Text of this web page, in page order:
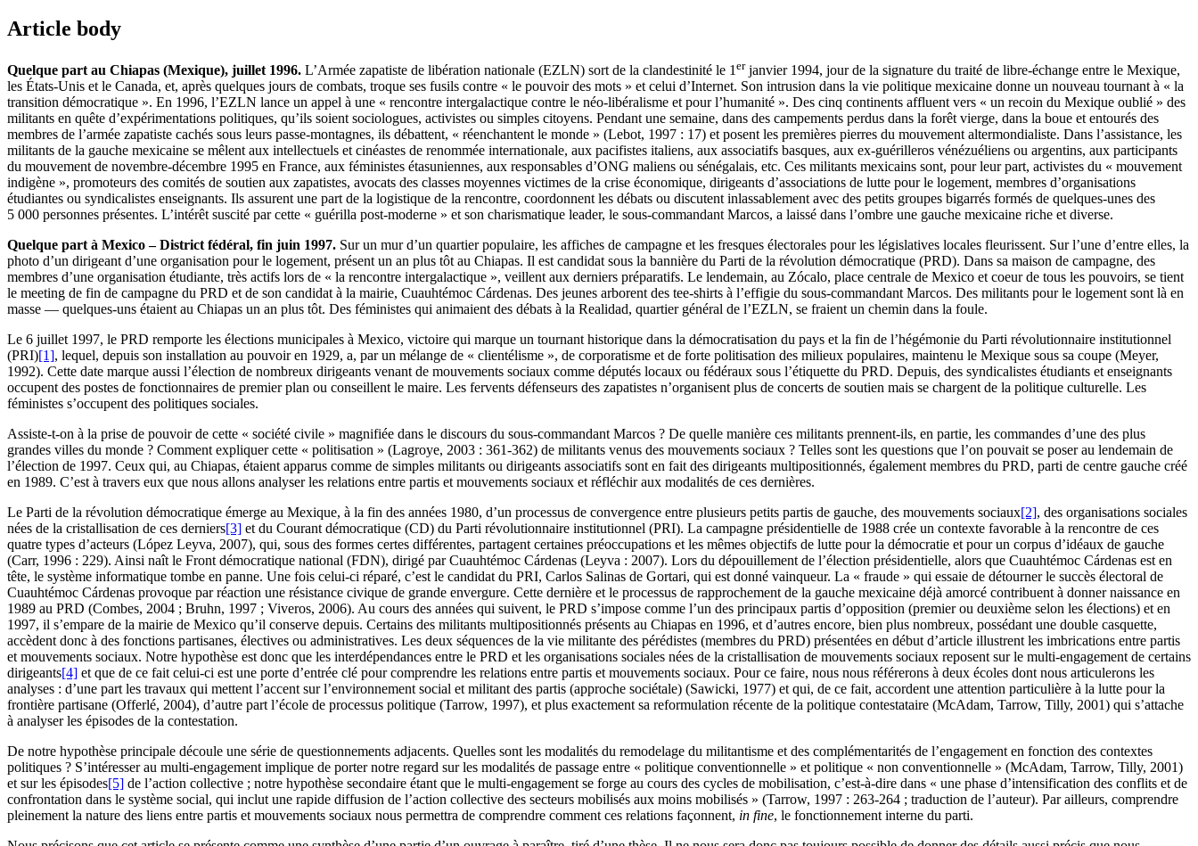
Article body
Quelque part au Chiapas (Mexique), juillet 1996. L’Armée zapatiste de libération nationale (EZLN) sort de la clandestinité le 1 erjanvier 1994, jour de la signature du traité de libre-échange entre le Mexique,
les États-Unis et le Canada, et, après quelques jours de combats, troque ses fusils contre « le pouvoir des mots » et celui d’Internet. Son intrusion dans la vie politique mexicaine donne un nouveau tournant à « la
transition démocratique ». En 1996, l’EZLN lance un appel à une « rencontre intergalactique contre le néo-libéralisme et pour l’humanité ». Des cinq continents affluent vers « un recoin du Mexique oublié » des
militants en quête d’expérimentations politiques, qu’ils soient sociologues, activistes ou simples citoyens. Pendant une semaine, dans des campements perdus dans la forêt vierge, dans la boue et entourés des
membres de l’armée zapatiste cachés sous leurs passe-montagnes, ils débattent, « réenchantent le monde » (Lebot, 1997 : 17) et posent les premières pierres du mouvement altermondialiste. Dans l’assistance, les
militants de la gauche mexicaine se mêlent aux intellectuels et cinéastes de renommée internationale, aux pacifistes italiens, aux associatifs basques, aux ex-guérilleros vénézuéliens ou argentins, aux participants
du mouvement de novembre-décembre 1995 en France, aux féministes étasuniennes, aux responsables d’ONG maliens ou sénégalais, etc. Ces militants mexicains sont, pour leur part, activistes du « mouvement
indigène », promoteurs des comités de soutien aux zapatistes, avocats des classes moyennes victimes de la crise économique, dirigeants d’associations de lutte pour le logement, membres d’organisations
étudiantes ou syndicalistes enseignants. Ils assurent une part de la logistique de la rencontre, coordonnent les débats ou discutent inlassablement avec des petits groupes bigarrés formés de quelques-unes des
5 000 personnes présentes. L’intérêt suscité par cette « guérilla post-moderne » et son charismatique leader, le sous-commandant Marcos, a laissé dans l’ombre une gauche mexicaine riche et diverse.
Quelque part à Mexico – District fédéral, fin juin 1997. Sur un mur d’un quartier populaire, les affiches de campagne et les fresques électorales pour les législatives locales fleurissent. Sur l’une d’entre elles, la
photo d’un dirigeant d’une organisation pour le logement, présent un an plus tôt au Chiapas. Il est candidat sous la bannière du Parti de la révolution démocratique (PRD). Dans sa maison de campagne, des
membres d’une organisation étudiante, très actifs lors de « la rencontre intergalactique », veillent aux derniers préparatifs. Le lendemain, au Zócalo, place centrale de Mexico et coeur de tous les pouvoirs, se tient
le meeting de fin de campagne du PRD et de son candidat à la mairie, Cuauhtémoc Cárdenas. Des jeunes arborent des tee-shirts à l’effigie du sous-commandant Marcos. Des militants pour le logement sont là en
masse — quelques-uns étaient au Chiapas un an plus tôt. Des féministes qui animaient des débats à la Realidad, quartier général de l’EZLN, se fraient un chemin dans la foule.
Le 6 juillet 1997, le PRD remporte les élections municipales à Mexico, victoire qui marque un tournant historique dans la démocratisation du pays et la fin de l’hégémonie du Parti révolutionnaire institutionnel
(PRI)[1], lequel, depuis son installation au pouvoir en 1929, a, par un mélange de « clientélisme », de corporatisme et de forte politisation des milieux populaires, maintenu le Mexique sous sa coupe (Meyer,
1992). Cette date marque aussi l’élection de nombreux dirigeants venant de mouvements sociaux comme députés locaux ou fédéraux sous l’étiquette du PRD. Depuis, des syndicalistes étudiants et enseignants
occupent des postes de fonctionnaires de premier plan ou conseillent le maire. Les fervents défenseurs des zapatistes n’organisent plus de concerts de soutien mais se chargent de la politique culturelle. Les
féministes s’occupent des politiques sociales.
Assiste-t-on à la prise de pouvoir de cette « société civile » magnifiée dans le discours du sous-commandant Marcos ? De quelle manière ces militants prennent-ils, en partie, les commandes d’une des plus
grandes villes du monde ? Comment expliquer cette « politisation » (Lagroye, 2003 : 361-362) de militants venus des mouvements sociaux ? Telles sont les questions que l’on pouvait se poser au lendemain de
l’élection de 1997. Ceux qui, au Chiapas, étaient apparus comme de simples militants ou dirigeants associatifs sont en fait des dirigeants multipositionnés, également membres du PRD, parti de centre gauche créé
en 1989. C’est à travers eux que nous allons analyser les relations entre partis et mouvements sociaux et réfléchir aux modalités de ces dernières.
Le Parti de la révolution démocratique émerge au Mexique, à la fin des années 1980, d’un processus de convergence entre plusieurs petits partis de gauche, des mouvements sociaux[2], des organisations sociales
nées de la cristallisation de ces derniers[3] et du Courant démocratique (CD) du Parti révolutionnaire institutionnel (PRI). La campagne présidentielle de 1988 crée un contexte favorable à la rencontre de ces
quatre types d’acteurs (López Leyva, 2007), qui, sous des formes certes différentes, partagent certaines préoccupations et les mêmes objectifs de lutte pour la démocratie et pour un corpus d’idéaux de gauche
(Carr, 1996 : 229). Ainsi naît le Front démocratique national (FDN), dirigé par Cuauhtémoc Cárdenas (Leyva : 2007). Lors du dépouillement de l’élection présidentielle, alors que Cuauhtémoc Cárdenas est en
tête, le système informatique tombe en panne. Une fois celui-ci réparé, c’est le candidat du PRI, Carlos Salinas de Gortari, qui est donné vainqueur. La « fraude » qui essaie de détourner le succès électoral de
Cuauhtémoc Cárdenas provoque par réaction une résistance civique de grande envergure. Cette dernière et le processus de rapprochement de la gauche mexicaine déjà amorcé contribuent à donner naissance en
1989 au PRD (Combes, 2004 ; Bruhn, 1997 ; Viveros, 2006). Au cours des années qui suivent, le PRD s’impose comme l’un des principaux partis d’opposition (premier ou deuxième selon les élections) et en
1997, il s’empare de la mairie de Mexico qu’il conserve depuis. Certains des militants multipositionnés présents au Chiapas en 1996, et d’autres encore, bien plus nombreux, possédant une double casquette,
accèdent donc à des fonctions partisanes, électives ou administratives. Les deux séquences de la vie militante des pérédistes (membres du PRD) présentées en début d’article illustrent les imbrications entre partis
et mouvements sociaux. Notre hypothèse est donc que les interdépendances entre le PRD et les organisations sociales nées de la cristallisation de mouvements sociaux reposent sur le multi-engagement de certains
dirigeants[4] et que de ce fait celui-ci est une porte d’entrée clé pour comprendre les relations entre partis et mouvements sociaux. Pour ce faire, nous nous référerons à deux écoles dont nous articulerons les
analyses : d’une part les travaux qui mettent l’accent sur l’environnement social et militant des partis (approche sociétale) (Sawicki, 1977) et qui, de ce fait, accordent une attention particulière à la lutte pour la
frontière partisane (Offerlé, 2004), d’autre part l’école de processus politique (Tarrow, 1997), et plus exactement sa reformulation récente de la politique contestataire (McAdam, Tarrow, Tilly, 2001) qui s’attache
à analyser les épisodes de la contestation.
De notre hypothèse principale découle une série de questionnements adjacents. Quelles sont les modalités du remodelage du militantisme et des complémentarités de l’engagement en fonction des contextes
politiques ? S’intéresser au multi-engagement implique de porter notre regard sur les modalités de passage entre « politique conventionnelle » et politique « non conventionnelle » (McAdam, Tarrow, Tilly, 2001)
et sur les épisodes[5] de l’action collective ; notre hypothèse secondaire étant que le multi-engagement se forge au cours des cycles de mobilisation, c’est-à-dire dans « une phase d’intensification des conflits et de
confrontation dans le système social, qui inclut une rapide diffusion de l’action collective des secteurs mobilisés aux moins mobilisés » (Tarrow, 1997 : 263-264 ; traduction de l’auteur). Par ailleurs, comprendre
pleinement la nature des liens entre partis et mouvements sociaux nous permettra de comprendre comment ces relations façonnent, in fine, le fonctionnement interne du parti.